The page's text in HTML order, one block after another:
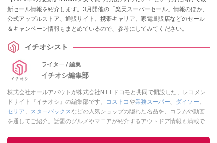
新セール情報を紹介します。3月開催の「楽天スーパーセール」情報のほか、
公式アップルストア、通販サイト、携帯キャリア、家電量販店などのセール
＆キャンペーン情報もまとめているので、参考にしてみてください。
イチオシスト
ライター / 編集
イチオシ編集部
株式会社オールアバウトが株式会社NTTドコモと共同で開設した、レコメン
ドサイト『イチオシ』の編集部です。
コストコや業務スーパー、 ダイソー、
セリア、 スターバックスなどの人気ショップの隠れた名品を、コラムや動画
を通してご紹介。話題のグルメやマニアが紹介するアウトドア情報も満載で
レビューしています。毎日トレンド情報をお届けしているので、ぜひ